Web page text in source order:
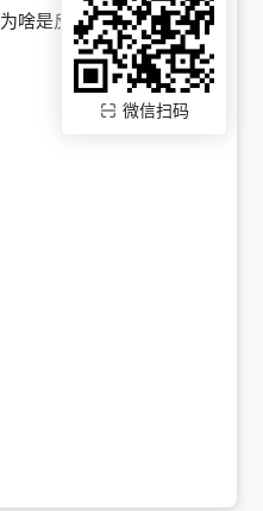
微信扫码
啥是反向代理（ps：我不